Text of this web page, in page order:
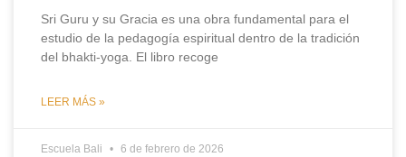
Sri Guru y su Gracia es una obra fundamental para el
estudio de la pedagogía espiritual dentro de la tradición
del bhakti-yoga. El libro recoge
LEER MÁS »
Escuela Bali 6 de febrero de 2026